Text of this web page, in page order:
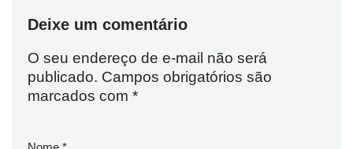
Deixe um comentário
O seu endereço de e-mail não será
publicado. Campos obrigatórios são
marcados com *